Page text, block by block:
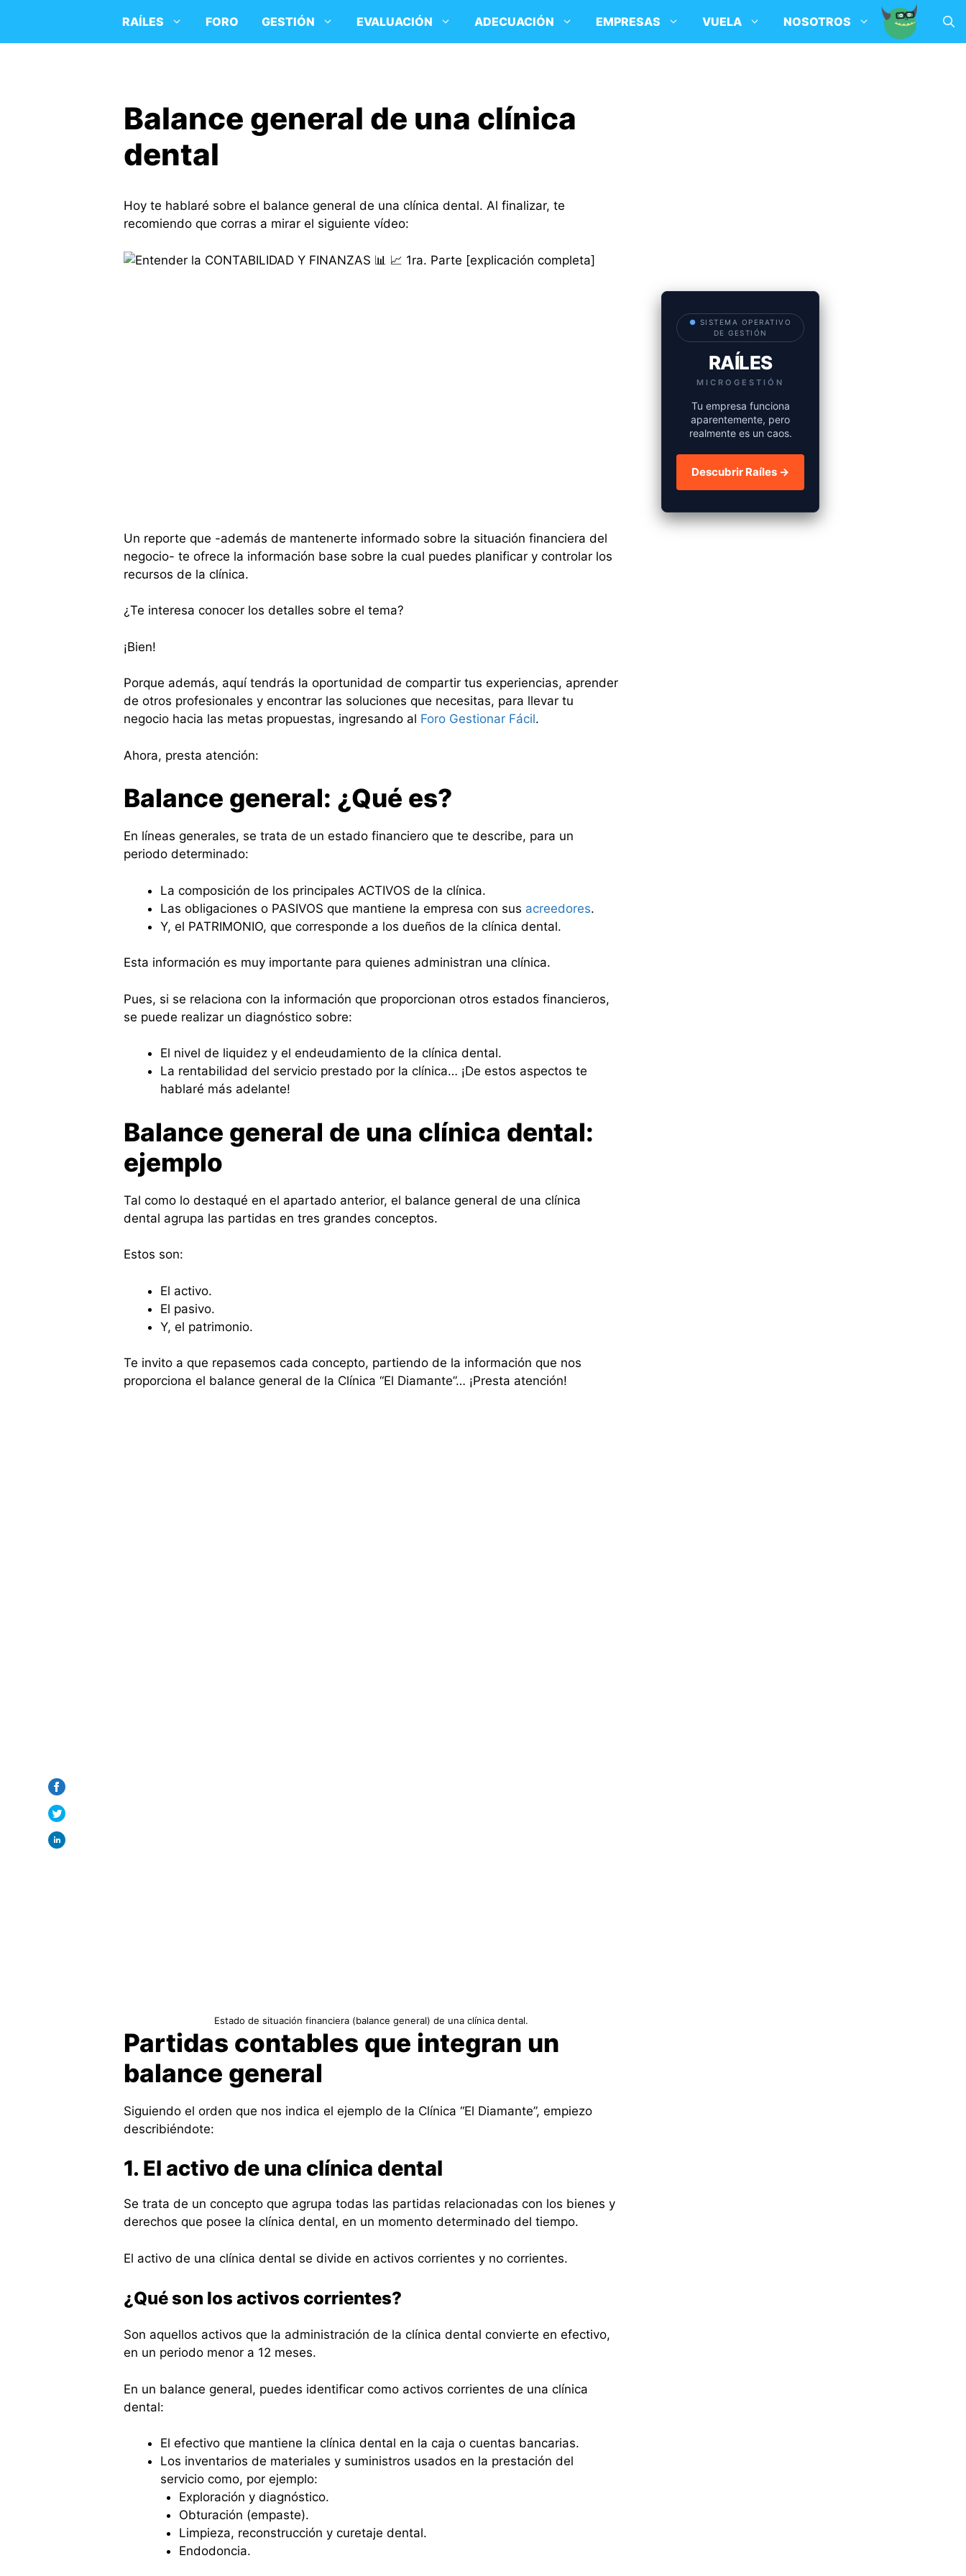
contenido
RAÍLES FORO GESTIÓN EVALUACIÓN ADECUACIÓN EMPRESAS VUELA NOSOTROS
Balance general de una clínica
dental
Hoy te hablaré sobre el balance general de una clínica dental. Al finalizar, te
recomiendo que corras a mirar el siguiente vídeo:
Un reporte que -además de mantenerte informado sobre la situación financiera del
negocio- te ofrece la información base sobre la cual puedes planificar y controlar los
recursos de la clínica.
¿Te interesa conocer los detalles sobre el tema?
¡Bien!
Porque además, aquí tendrás la oportunidad de compartir tus experiencias, aprender
de otros profesionales y encontrar las soluciones que necesitas, para llevar tu
negocio hacia las metas propuestas, ingresando al Foro Gestionar Fácil.
Ahora, presta atención:
Balance general: ¿Qué es?
En líneas generales, se trata de un estado financiero que te describe, para un
periodo determinado:
La composición de los principales ACTIVOS de la clínica.
Las obligaciones o PASIVOS que mantiene la empresa con sus acreedores.
Y, el PATRIMONIO, que corresponde a los dueños de la clínica dental.
Esta información es muy importante para quienes administran una clínica.
Pues, si se relaciona con la información que proporcionan otros estados financieros,
se puede realizar un diagnóstico sobre:
El nivel de liquidez y el endeudamiento de la clínica dental.
La rentabilidad del servicio prestado por la clínica… ¡De estos aspectos te
hablaré más adelante!
Balance general de una clínica dental:
ejemplo
Tal como lo destaqué en el apartado anterior, el balance general de una clínica
dental agrupa las partidas en tres grandes conceptos.
Estos son:
El activo.
El pasivo.
Y, el patrimonio.
Te invito a que repasemos cada concepto, partiendo de la información que nos
proporciona el balance general de la Clínica “El Diamante”… ¡Presta atención!
Estado de situación financiera (balance general) de una clínica dental.
Partidas contables que integran un
balance general
Siguiendo el orden que nos indica el ejemplo de la Clínica “El Diamante”, empiezo
describiéndote:
1. El activo de una clínica dental
Se trata de un concepto que agrupa todas las partidas relacionadas con los bienes y
derechos que posee la clínica dental, en un momento determinado del tiempo.
El activo de una clínica dental se divide en activos corrientes y no corrientes.
¿Qué son los activos corrientes?
Son aquellos activos que la administración de la clínica dental convierte en efectivo,
en un periodo menor a 12 meses.
En un balance general, puedes identificar como activos corrientes de una clínica
dental:
El efectivo que mantiene la clínica dental en la caja o cuentas bancarias.
Los inventarios de materiales y suministros usados en la prestación del
servicio como, por ejemplo:
Exploración y diagnóstico.
Obturación (empaste).
Limpieza, reconstrucción y curetaje dental.
Endodoncia.
● SISTEMA OPERATIVO
DE GESTIÓN
RAÍLES
MICROGESTIÓN
Tu empresa funciona
aparentemente, pero
realmente es un caos.
Descubrir Raíles →